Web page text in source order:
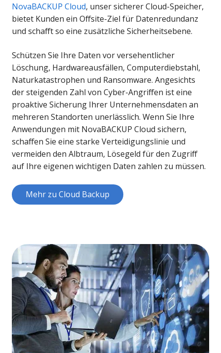
NovaBACKUP Cloud, unser sicherer Cloud-Speicher,
bietet Kunden ein Offsite-Ziel für Datenredundanz
und schafft so eine zusätzliche Sicherheitsebene.
Schützen Sie Ihre Daten vor versehentlicher
Löschung, Hardwareausfällen, Computerdiebstahl,
Naturkatastrophen und Ransomware. Angesichts
der steigenden Zahl von Cyber-Angriffen ist eine
proaktive Sicherung Ihrer Unternehmensdaten an
mehreren Standorten unerlässlich. Wenn Sie Ihre
Anwendungen mit NovaBACKUP Cloud sichern,
schaffen Sie eine starke Verteidigungslinie und
vermeiden den Albtraum, Lösegeld für den Zugriff
auf Ihre eigenen wichtigen Daten zahlen zu müssen.
Mehr zu Cloud Backup